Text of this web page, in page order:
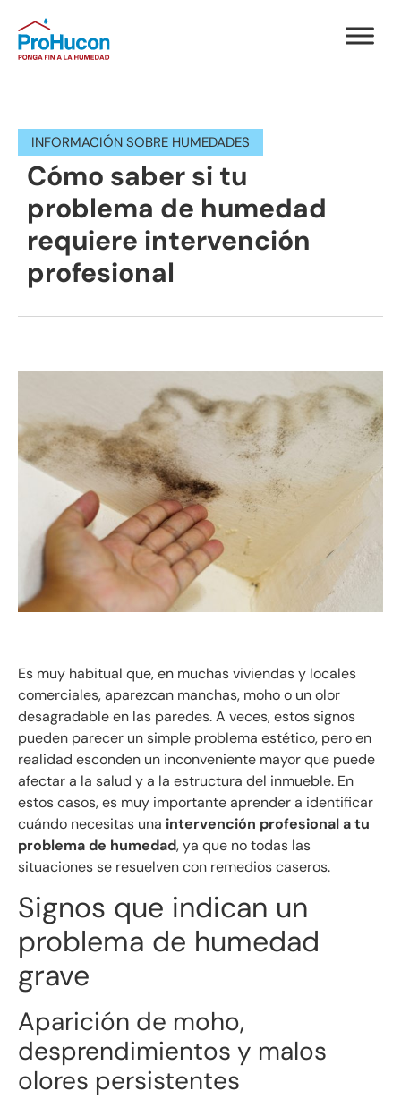
INFORMACIÓN SOBRE HUMEDADES
Cómo saber si tu
problema de humedad
requiere intervención
profesional
Es muy habitual que, en muchas viviendas y locales
comerciales, aparezcan manchas, moho o un olor
desagradable en las paredes. A veces, estos signos
pueden parecer un simple problema estético, pero en
realidad esconden un inconveniente mayor que puede
afectar a la salud y a la estructura del inmueble. En
estos casos, es muy importante aprender a identificar
cuándo necesitas una intervención profesional a tu
problema de humedad, ya que no todas las
situaciones se resuelven con remedios caseros.
Signos que indican un
problema de humedad
grave
Aparición de moho,
desprendimientos y malos
olores persistentes